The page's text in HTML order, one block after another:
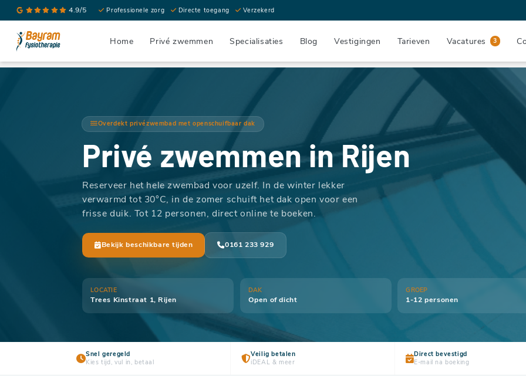
4.9/5 Professionele zorg Directe toegang Verzekerd
Home Privé zwemmen Specialisaties Blog Vestigingen Tarieven Vacatures 3
Overdekt privézwembad met openschuifbaar dak
Privé zwemmenin Rijen
Reserveer het hele zwembad voor uzelf. In de winter lekker
verwarmd tot 30°C, in de zomer schuift het dak open voor een
frisse duik. Tot 12 personen, direct online te boeken.
Bekijk beschikbare tijden 0161 233 929
LOCATIE
Trees Kinstraat 1, Rijen
DAK
Open of dicht
GROEP
1-12 personen
Snel geregeld
Kies tijd, vul in, betaal
Veilig betalen
iDEAL & meer
Direct bevestigd
E-mail na boeking